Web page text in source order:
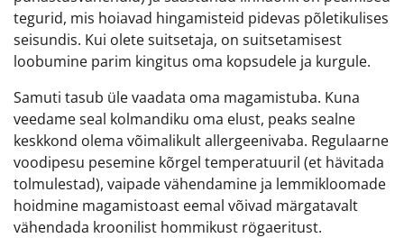
tegurid, mis hoiavad hingamisteid pidevas põletikulises
seisundis. Kui olete suitsetaja, on suitsetamisest
loobumine parim kingitus oma kopsudele ja kurgule.
Samuti tasub üle vaadata oma magamistuba. Kuna
veedame seal kolmandiku oma elust, peaks sealne
keskkond olema võimalikult allergeenivaba. Regulaarne
voodipesu pesemine kõrgel temperatuuril (et hävitada
tolmulestad), vaipade vähendamine ja lemmikloomade
hoidmine magamistoast eemal võivad märgatavalt
vähendada kroonilist hommikust rögaeritust.